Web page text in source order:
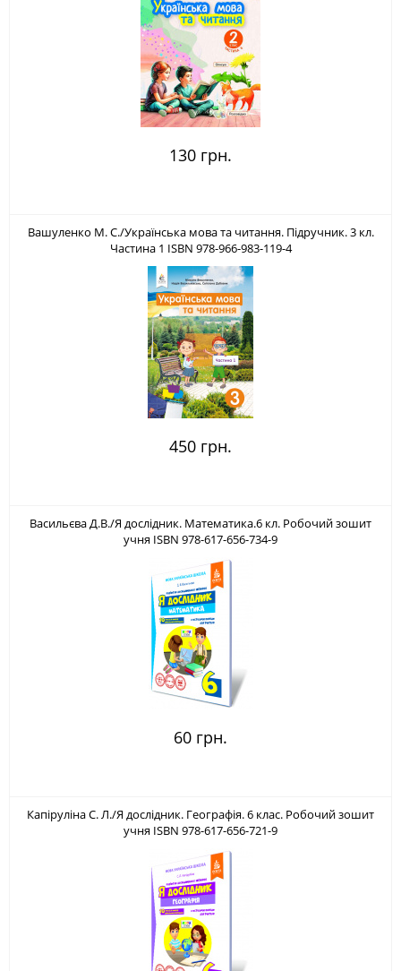
130 грн.
Вашуленко М. С./Українська мова та читання. Підручник. 3 кл.
Частина 1 ISBN 978-966-983-119-4
450 грн.
Васильєва Д.В./Я дослідник. Математика.6 кл. Робочий зошит
учня ISBN 978-617-656-734-9
60 грн.
Капіруліна С. Л./Я дослідник. Географія. 6 клас. Робочий зошит
учня ISBN 978-617-656-721-9